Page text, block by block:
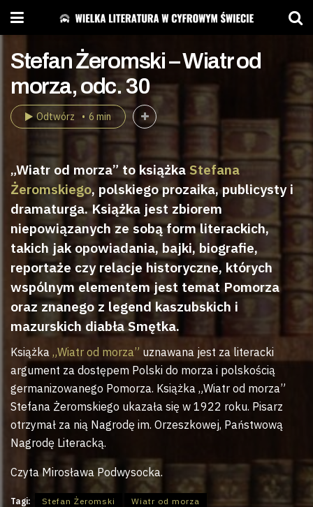
Stefan Żeromski – Wiatr od
morza, odc. 30
Odtwórz 6 min
„Wiatr od morza” to książka Stefana
Żeromskiego, polskiego prozaika, publicysty i
dramaturga. Książka jest zbiorem
niepowiązanych ze sobą form literackich,
takich jak opowiadania, bajki, biografie,
reportaże czy relacje historyczne, których
wspólnym elementem jest temat Pomorza
oraz znanego z legend kaszubskich i
mazurskich diabła Smętka.
Książka „Wiatr od morza” uznawana jest za literacki
argument za dostępem Polski do morza i polskością
germanizowanego Pomorza. Książka „Wiatr od morza”
Stefana Żeromskiego ukazała się w 1922 roku. Pisarz
otrzymał za nią Nagrodę im. Orzeszkowej, Państwową
Nagrodę Literacką.
Czyta Mirosława Podwysocka.
Tagi: Stefan Żeromski Wiatr od morza